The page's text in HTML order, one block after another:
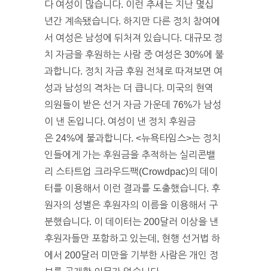
다 여성이 많습니다. 이런 추세는 지난 몇십
년간 계속됐습니다. 하지만 다른 정치 참여에
서 여성은 남성에 뒤처져 있습니다. 대규모 정
치 자금을 후원하는 사람 중 여성은 30%에 불
과합니다. 정치 자금 후원 전체로 따져보면 여
성과 남성의 격차는 더 큽니다. 미국의 현역
의원들이 받은 선거 자금 가운데 76%가 남성
이 낸 돈입니다. 여성이 낸 정치 후원금
은 24%에 불과합니다. <뉴욕타임스>는 정치
인들에게 가는 후원금을 추적하는 실리콘밸
리 스타트업 크라우드팩(Crowdpac)의 데이
터를 이용해서 이런 결과를 도출했습니다. 후
원자의 성별은 후원자의 이름을 이용해서 구
분했습니다. 이 데이터는 200달러 이상을 낸
후원자들만 포함하고 있는데, 현행 선거법 하
에서 200달러 미만을 기부한 사람은 개인 정